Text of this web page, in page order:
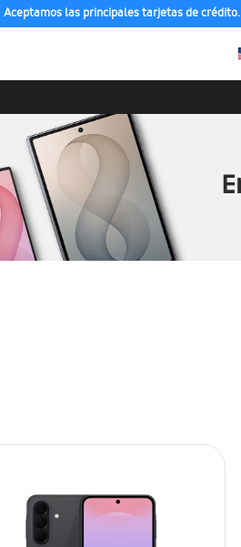
Aceptamos las principales tarjetas de crédito.